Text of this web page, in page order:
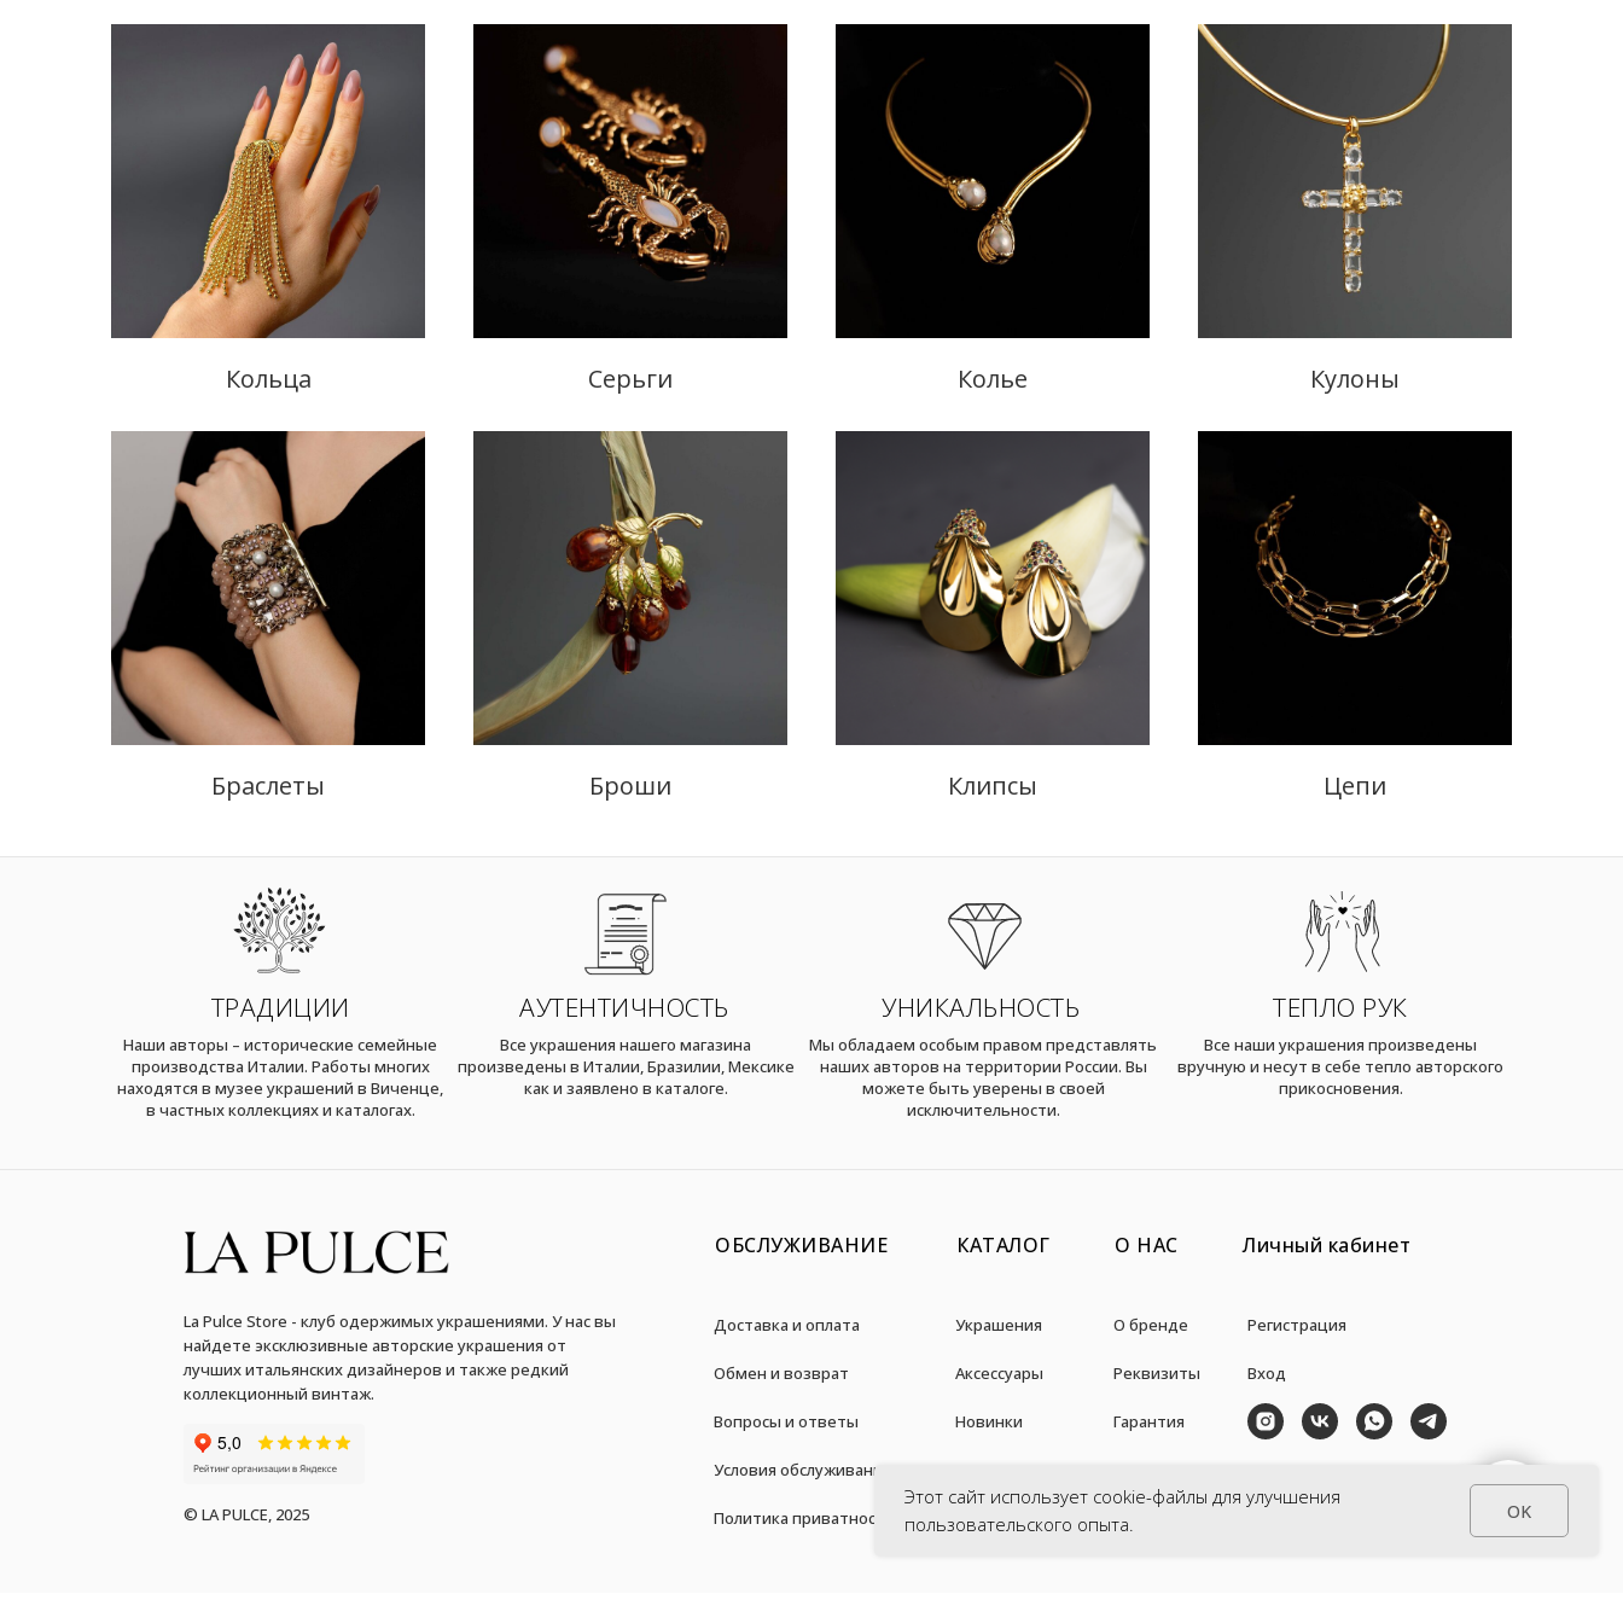
Кольца Серьги Колье Кулоны
Браслеты Броши Клипсы Цепи
ТРАДИЦИИ
Наши авторы – исторические семейные
производства Италии. Работы многих
находятся в музее украшений в Виченце,
в частных коллекциях и каталогах.
АУТЕНТИЧНОСТЬ
Все украшения нашего магазина
произведены в Италии, Бразилии, Мексике
как и заявлено в каталоге.
УНИКАЛЬНОСТЬ
Мы обладаем особым правом представлять
наших авторов на территории России. Вы
можете быть уверены в своей
исключительности.
ТЕПЛО РУК
Все наши украшения произведены
вручную и несут в себе тепло авторского
прикосновения.
ОБСЛУЖИВАНИЕ
Доставка и оплата
Обмен и возврат
Вопросы и ответы
КАТАЛОГ
Украшения
Аксессуары
Новинки
Условия обслуживания
Политика приватности
О НАС
О бренде
Личный кабинет
Вход
La Pulce Store - клуб одержимых украшениями. У нас вы
найдете эксклюзивные авторские украшения от
лучших итальянских дизайнеров и также редкий
коллекционный винтаж.
© LA PULCE, 2025
Реквизиты
Гарантия
Регистрация
Этот сайт использует cookie-файлы для улучшения
пользовательского опыта.
OK
СВЯЗАТЬСЯ С НАМИ